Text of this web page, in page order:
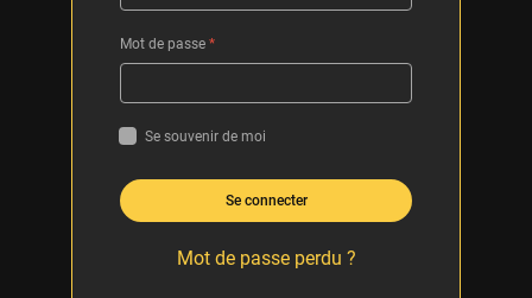
Mot de passe *
Se souvenir de moi
Se connecter
Mot de passe perdu ?